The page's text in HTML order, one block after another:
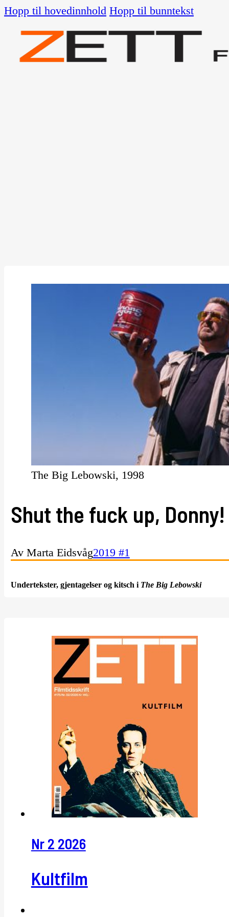
Hopp til hovedinnhold Hopp til bunntekst
The Big Lebowski, 1998
Shut the fuck up, Donny!
Av Marta Eidsvåg2019 #1
Undertekster, gjentagelser og kitsch i The Big Lebowski
Nr 2 2026
Kultfilm